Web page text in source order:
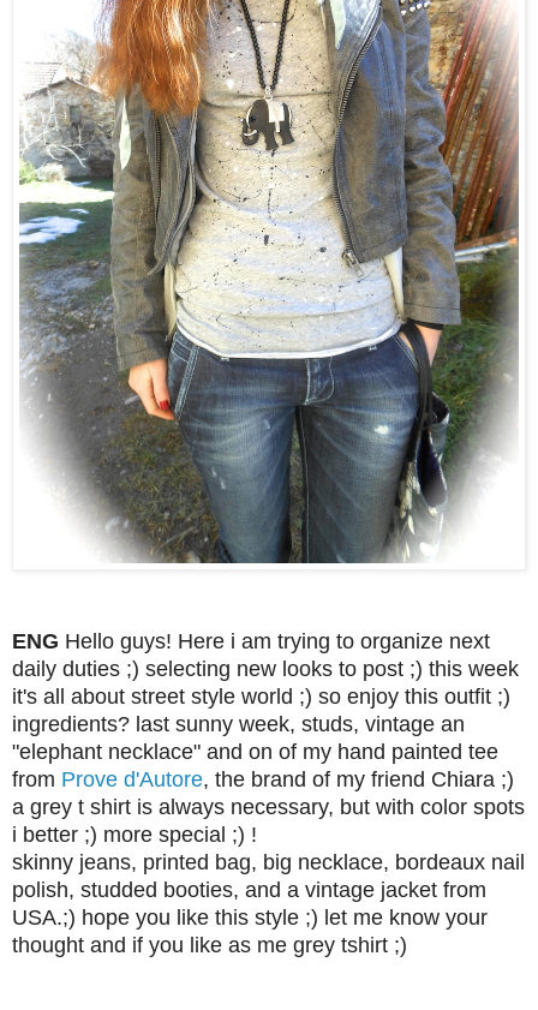
ENG Hello guys! Here i am trying to organize next
daily duties ;) selecting new looks to post ;) this week
it's all about street style world ;) so enjoy this outfit ;)
ingredients? last sunny week, studs, vintage an
"elephant necklace" and on of my hand painted tee
from Prove d'Autore, the brand of my friend Chiara ;)
a grey t shirt is always necessary, but with color spots
i better ;) more special ;) !
skinny jeans, printed bag, big necklace, bordeaux nail
polish, studded booties, and a vintage jacket from
USA.;) hope you like this style ;) let me know your
thought and if you like as me grey tshirt ;)